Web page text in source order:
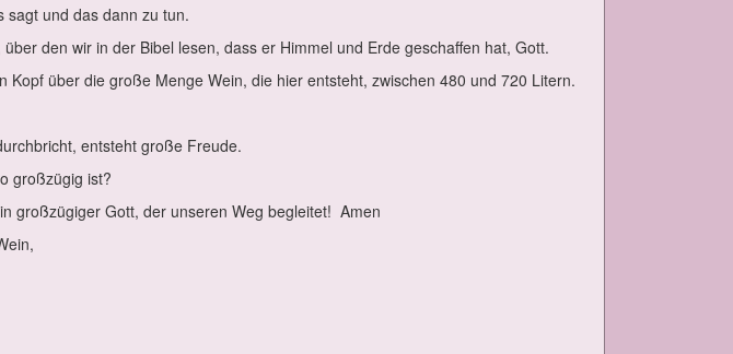
sagt und das dann zu tun.
den wir in der Bi­bel le­sen, dass er Him­mel und Er­de ge­schaf­fen hat, Gott.
Kopf über die gro­ße Men­ge Wein, die hier ent­steht, zwi­schen 480 und 720 Li­tern.
ent­steht gro­ße Freu­de.
groß­zü­gig ist?
groß­zü­gi­ger Gott, der un­se­ren Weg be­glei­tet! Amen